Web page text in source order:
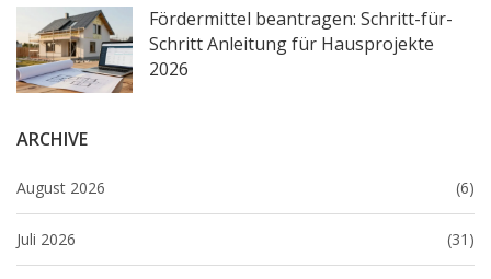
Fördermittel beantragen: Schritt-für-
Schritt Anleitung für Hausprojekte
2026
ARCHIVE
August 2026 (6)
Juli 2026 (31)